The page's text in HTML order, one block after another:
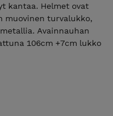
kantaa. Helmet ovat
muovinen turvalukko,
Avainnauhan
106cm +7cm lukko